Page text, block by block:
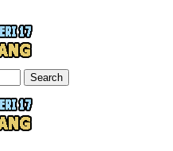
Search